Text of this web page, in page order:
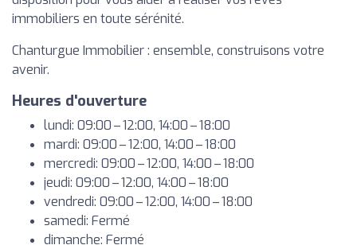
immobiliers en toute sérénité.
Chanturgue Immobilier : ensemble, construisons votre
avenir.
Heures d'ouverture
lundi: 09:00 – 12:00, 14:00 – 18:00
mardi: 09:00 – 12:00, 14:00 – 18:00
mercredi: 09:00 – 12:00, 14:00 – 18:00
jeudi: 09:00 – 12:00, 14:00 – 18:00
vendredi: 09:00 – 12:00, 14:00 – 18:00
samedi: Fermé
dimanche: Fermé